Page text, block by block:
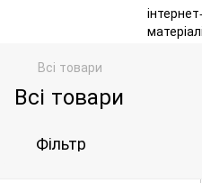
Всі товари
Всі товари
Фільтр